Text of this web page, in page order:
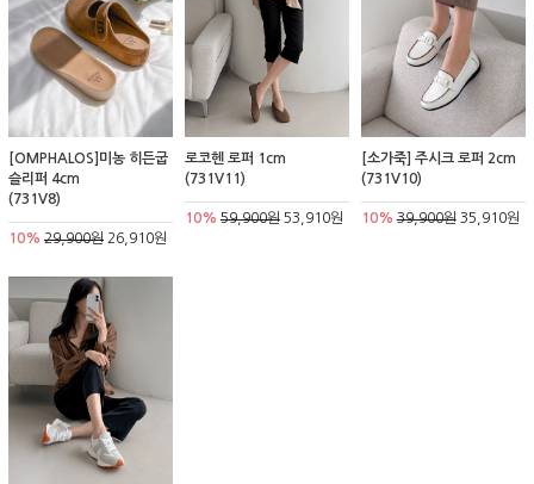
[OMPHALOS]미농 히든굽
슬리퍼 4cm
(731V8)
10% 29,900원 26,910원
로코헨 로퍼 1cm
(731V11)
10% 59,900원53,910원
[소가죽] 주시크 로퍼 2cm
(731V10)
10% 39,900원35,910원